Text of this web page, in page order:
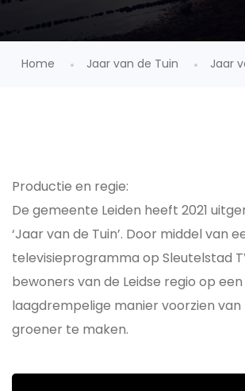
Home Jaar van de Tuin Jaar
Productie en regie:
De gemeente Leiden heeft 2021
‘Jaar van de Tuin’. Door middel van
televisieprogramma op Sleutelstad
bewoners van de Leidse regio op een
laagdrempelige manier voorzien
groener te maken.